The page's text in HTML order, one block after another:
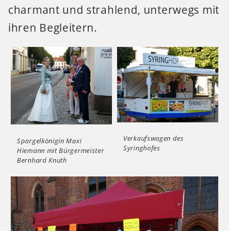
charmant und strahlend, unterwegs mit
ihren Begleitern.
Spargelkönigin Maxi
Hiemann mit Bürgermeister
Bernhard Knuth
Verkaufswagen des
Syringhofes